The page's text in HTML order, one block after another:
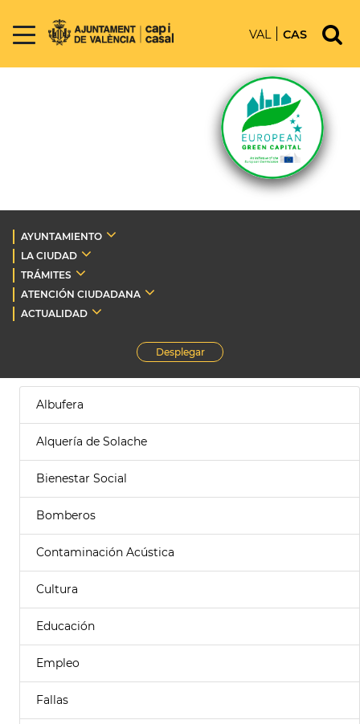
VAL CAS
AYUNTAMIENTO
LA CIUDAD
TRÁMITES
ATENCIÓN CIUDADANA
ACTUALIDAD
Desplegar
Albufera
Alquería de Solache
Bienestar Social
Bomberos
Contaminación Acústica
Cultura
Educación
Empleo
Fallas